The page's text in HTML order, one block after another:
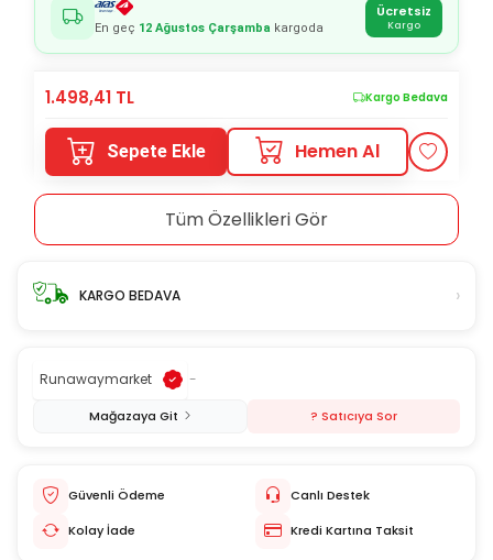
En geç 12 Ağustos Çarşamba kargoda
Ücretsiz
Kargo
1.498,41 TL Kargo Bedava
Sepete Ekle Hemen Al
Tüm Özellikleri Gör
KARGO BEDAVA ›
Runawaymarket -
Mağazaya Git ? Satıcıya Sor
Güvenli Ödeme
Canlı Destek
Kolay İade
Kredi Kartına Taksit